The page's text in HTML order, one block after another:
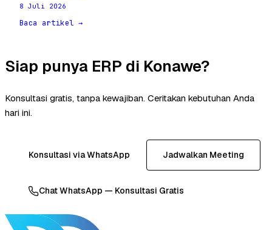
8 Juli 2026
Baca artikel →
Siap punya ERP di Konawe?
Konsultasi gratis, tanpa kewajiban. Ceritakan kebutuhan Anda
hari ini.
Konsultasi via WhatsApp Jadwalkan Meeting
Chat WhatsApp — Konsultasi Gratis